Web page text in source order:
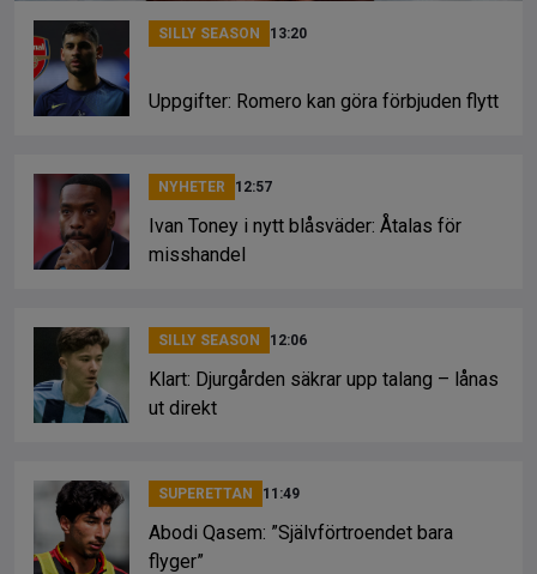
SILLY SEASON 13:20
Uppgifter: Romero kan göra förbjuden flytt
NYHETER 12:57
Ivan Toney i nytt blåsväder: Åtalas för
misshandel
SILLY SEASON 12:06
Klart: Djurgården säkrar upp talang – lånas
ut direkt
SUPERETTAN 11:49
Abodi Qasem: ”Självförtroendet bara
flyger”